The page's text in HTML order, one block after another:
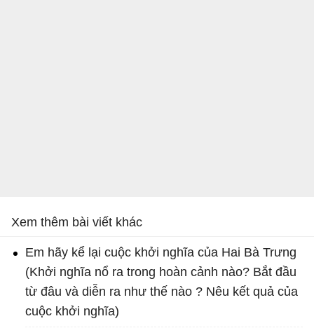
Xem thêm bài viết khác
Em hãy kể lại cuộc khởi nghĩa của Hai Bà Trưng
(Khởi nghĩa nổ ra trong hoàn cảnh nào? Bắt đầu
từ đâu và diễn ra như thế nào ? Nêu kết quả của
cuộc khởi nghĩa)